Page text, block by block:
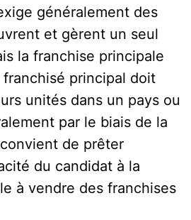
généralement des
et gèrent un seul
la franchise principale
principal doit
unités dans un pays ou
par le biais de la
de prêter
du candidat à la
à vendre des franchises